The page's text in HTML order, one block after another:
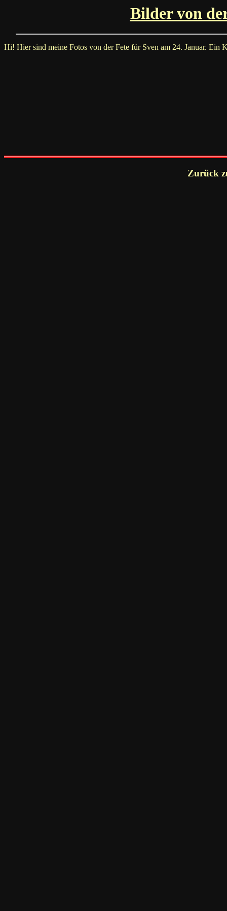
Bilder von
Hi! Hier sind meine Fotos von der Fete für Sven am 24. Januar.
Zurück